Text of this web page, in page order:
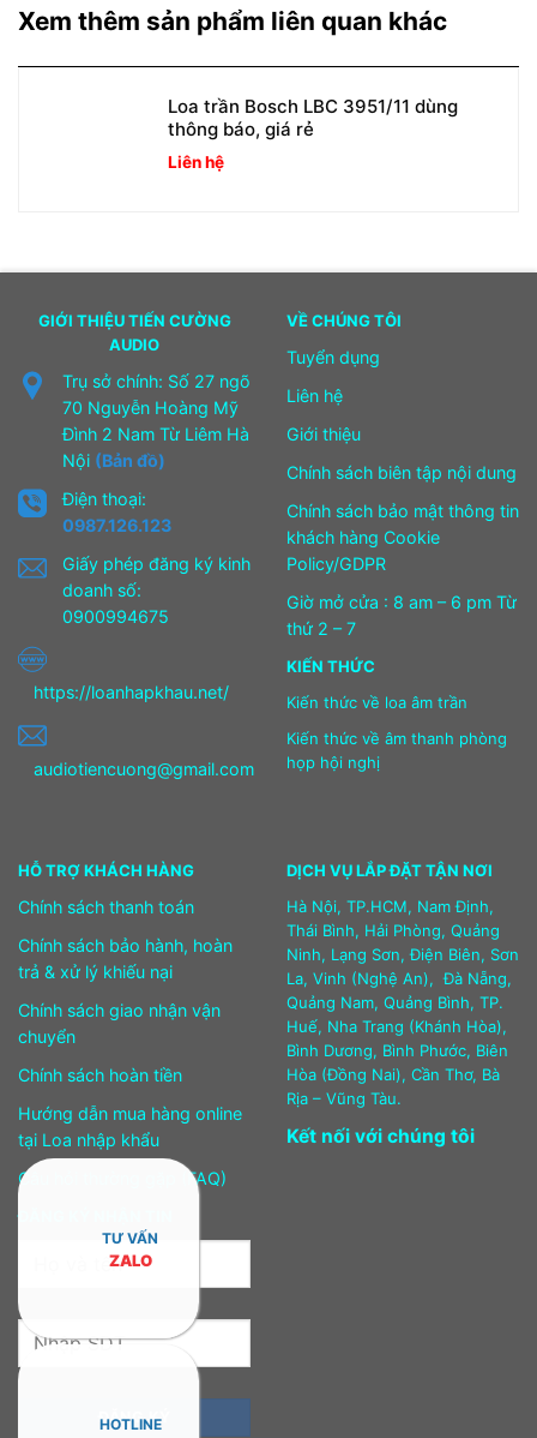
Xem thêm sản phẩm liên quan khác
Loa trần Bosch LBC 3951/11 dùng
thông báo, giá rẻ
Liên hệ
GIỚI THIỆU TIẾN CƯỜNG
AUDIO
Trụ sở chính: Số 27 ngõ
70 Nguyễn Hoàng Mỹ
Đình 2 Nam Từ Liêm Hà
Nội (Bản đồ)
Điện thoại:
0987.126.123
Giấy phép đăng ký kinh
doanh số:
0900994675
https://loanhapkhau.net/
audiotiencuong@gmail.com
VỀ CHÚNG TÔI
Tuyển dụng
Liên hệ
Giới thiệu
Chính sách biên tập nội dung
Chính sách bảo mật thông tin
khách hàng Cookie
Policy/GDPR
Giờ mở cửa : 8 am – 6 pm Từ
thứ 2 – 7
KIẾN THỨC
Kiến thức về loa âm trần
Kiến thức về âm thanh phòng
họp hội nghị
HỖ TRỢ KHÁCH HÀNG
Chính sách thanh toán
Chính sách bảo hành, hoàn
trả & xử lý khiếu nại
Chính sách giao nhận vận
chuyển
Chính sách hoàn tiền
Hướng dẫn mua hàng online
tại Loa nhập khẩu
Câu hỏi thường gặp (FAQ)
DỊCH VỤ LẮP ĐẶT TẬN NƠI
Hà Nội, TP.HCM, Nam Định,
Thái Bình, Hải Phòng, Quảng
Ninh, Lạng Sơn, Điện Biên, Sơn
La, Vinh (Nghệ An), Đà Nẵng,
Quảng Nam, Quảng Bình, TP.
Huế, Nha Trang (Khánh Hòa),
Bình Dương, Bình Phước, Biên
Hòa (Đồng Nai), Cần Thơ, Bà
Rịa – Vũng Tàu.
Kết nối với chúng tôi
TƯ VẤN
ZALO
HOTLINE